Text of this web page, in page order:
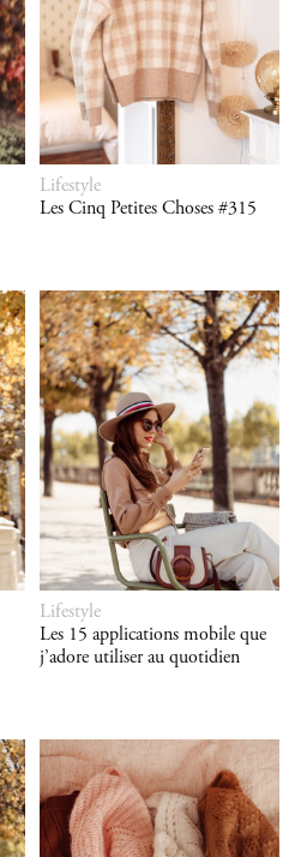
Lifestyle
Les Cinq Petites Choses #315
Lifestyle
Les 15 applications mobile que
j’adore utiliser au quotidien